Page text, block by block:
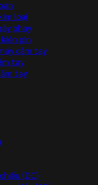
loại
phay
pin
cầm tay
tay
tay
(DC)